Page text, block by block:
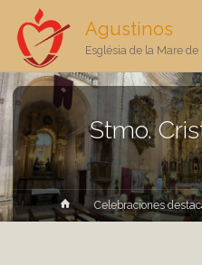
Agustinos
Església de la Mare de
Stmo.
InicioCelebraciones